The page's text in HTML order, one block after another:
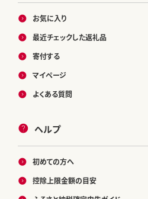
お気に入り
最近チェックした返礼品
寄付する
マイページ
よくある質問
ヘルプ
初めての方へ
控除上限金額の目安